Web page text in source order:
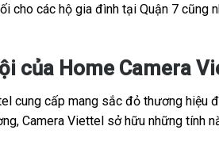
cho các hộ gia đình tại Quận 7 cũng
của Home Camera
cung cấp mang sắc đỏ thương
Camera Viettel sở hữu những tính